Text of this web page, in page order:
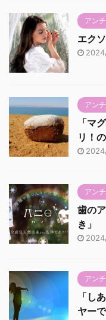
アン
エク
アン
「マ
リ！
アン
歯の
き」
アン
「し
ヤー